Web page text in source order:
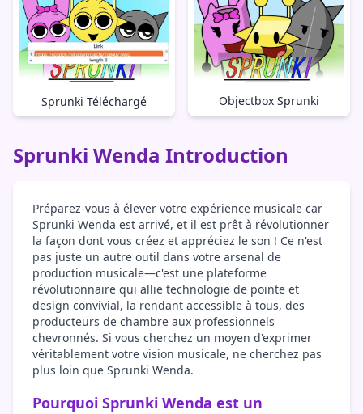
Sprunki Téléchargé Objectbox Sprunki
Sprunki Wenda Introduction
Préparez-vous à élever votre expérience musicale car
Sprunki Wenda est arrivé, et il est prêt à révolutionner
la façon dont vous créez et appréciez le son ! Ce n'est
pas juste un autre outil dans votre arsenal de
production musicale—c'est une plateforme
révolutionnaire qui allie technologie de pointe et
design convivial, la rendant accessible à tous, des
producteurs de chambre aux professionnels
chevronnés. Si vous cherchez un moyen d'exprimer
véritablement votre vision musicale, ne cherchez pas
plus loin que Sprunki Wenda.
Pourquoi Sprunki Wenda est un